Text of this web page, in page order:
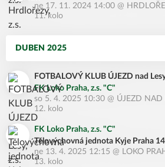
ne 17. 11. 2024 14:00 @
11. kolo
DUBEN 2025
FOTBALOVÝ KLUB ÚJEZD nad
FK Loko Praha, z.s. "C"
so 5. 4. 2025 10:30 @ ÚJEZD NAD
12. kolo
FK Loko Praha, z.s. "C"
Tělovýchovná jednota Kyje Praha
ne 13. 4. 2025 12:15 @ LOKO
13. kolo